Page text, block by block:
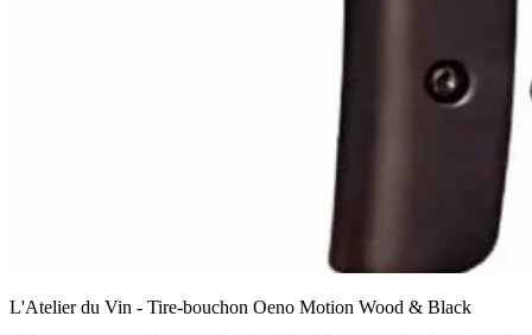
L'Atelier du Vin - Tire-bouchon Oeno Motion Wood & Black